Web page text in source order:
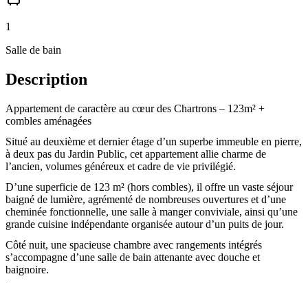
1
Salle de bain
Description
Appartement de caractère au cœur des Chartrons – 123m² +
combles aménagées
Situé au deuxième et dernier étage d’un superbe immeuble en pierre,
à deux pas du Jardin Public, cet appartement allie charme de
l’ancien, volumes généreux et cadre de vie privilégié.
D’une superficie de 123 m² (hors combles), il offre un vaste séjour
baigné de lumière, agrémenté de nombreuses ouvertures et d’une
cheminée fonctionnelle, une salle à manger conviviale, ainsi qu’une
grande cuisine indépendante organisée autour d’un puits de jour.
Côté nuit, une spacieuse chambre avec rangements intégrés
s’accompagne d’une salle de bain attenante avec douche et
baignoire.